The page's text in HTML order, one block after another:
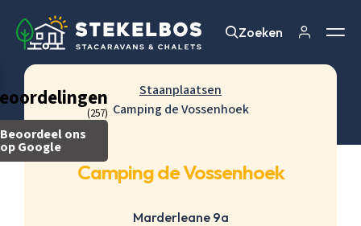
(257)
Beoordeel ons
op Google
Zoeken
Zoeken
Staanplaatsen
Camping de Vossenhoek
Camping de Vossenhoek
Marderleane 9a